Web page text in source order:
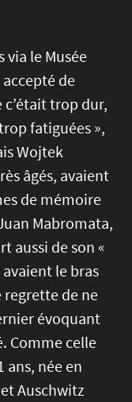
via le Musée
accepté de
trop dur,
fatiguées »,
Wojtek
âgés, avaient
de mémoire
Mabromata,
aussi de son «
le bras
regrette de ne
évoquant
Comme celle
ans, née en
Auschwitz